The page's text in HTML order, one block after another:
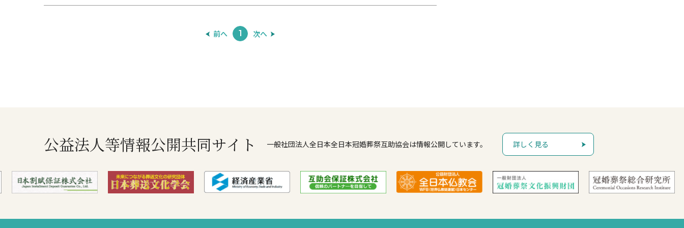
前へ 1 次へ
公益法人等情報公開共同サイト 一般社団法人全日本全日本冠婚葬祭互助協会は情報公開しています。 詳しく見る